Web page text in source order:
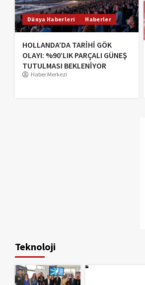
Dünya Haberleri Haberler
HOLLANDA’DA TARİHİ GÖK
OLAYI: %90’LIK PARÇALI GÜNEŞ
TUTULMASI BEKLENİYOR
Haber Merkezi
Teknoloji